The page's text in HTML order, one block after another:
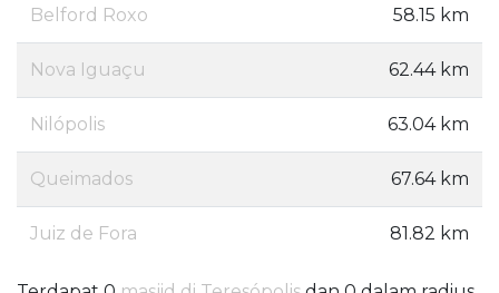
Belford Roxo 58.15 km
Nova Iguaçu 62.44 km
Nilópolis 63.04 km
Queimados 67.64 km
Juiz de Fora 81.82 km